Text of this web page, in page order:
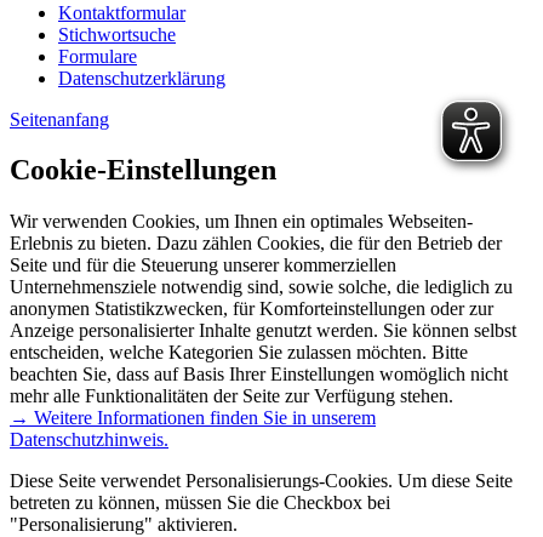
Kontaktformular
Stichwortsuche
Formulare
Datenschutzerklärung
Seitenanfang
Cookie-Einstellungen
Wir verwenden Cookies, um Ihnen ein optimales Webseiten-
Erlebnis zu bieten. Dazu zählen Cookies, die für den Betrieb der
Seite und für die Steuerung unserer kommerziellen
Unternehmensziele notwendig sind, sowie solche, die lediglich zu
anonymen Statistikzwecken, für Komforteinstellungen oder zur
Anzeige personalisierter Inhalte genutzt werden. Sie können selbst
entscheiden, welche Kategorien Sie zulassen möchten. Bitte
beachten Sie, dass auf Basis Ihrer Einstellungen womöglich nicht
mehr alle Funktionalitäten der Seite zur Verfügung stehen.
→ Weitere Informationen finden Sie in unserem
Datenschutzhinweis.
Diese Seite verwendet Personalisierungs-Cookies. Um diese Seite
betreten zu können, müssen Sie die Checkbox bei
"Personalisierung" aktivieren.